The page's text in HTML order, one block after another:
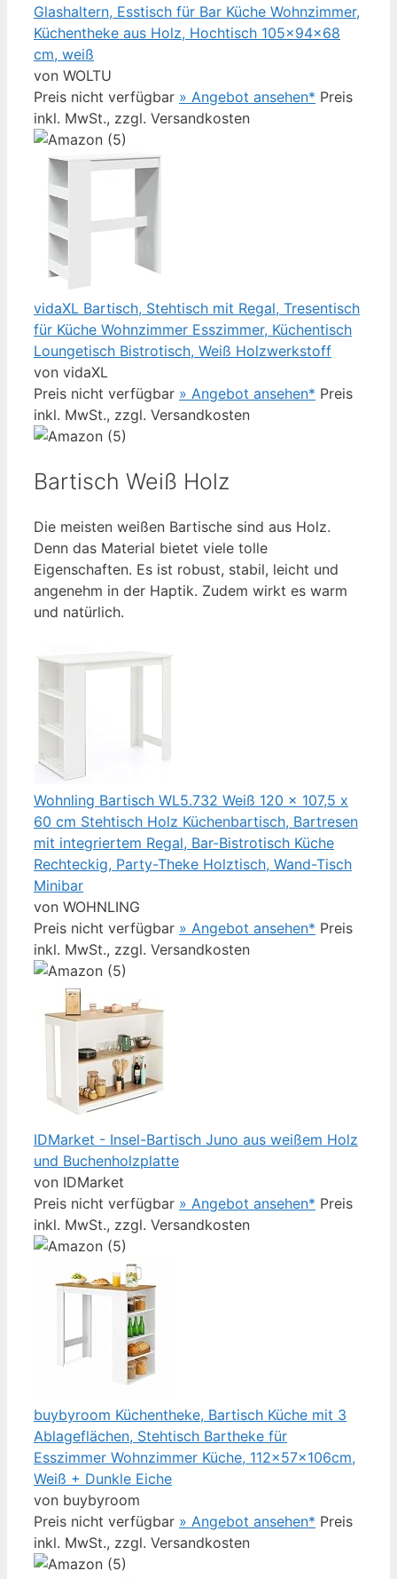
Glashaltern, Esstisch für Bar Küche Wohnzimmer,
Küchentheke aus Holz, Hochtisch 105x94x68
cm, weiß
von WOLTU
Preis nicht verfügbar » Angebot ansehen* Preis
inkl. MwSt., zzgl. Versandkosten
vidaXL Bartisch, Stehtisch mit Regal, Tresentisch
für Küche Wohnzimmer Esszimmer, Küchentisch
Loungetisch Bistrotisch, Weiß Holzwerkstoff
von vidaXL
Preis nicht verfügbar » Angebot ansehen* Preis
inkl. MwSt., zzgl. Versandkosten
Bartisch Weiß Holz
Die meisten weißen Bartische sind aus Holz.
Denn das Material bietet viele tolle
Eigenschaften. Es ist robust, stabil, leicht und
angenehm in der Haptik. Zudem wirkt es warm
und natürlich.
Wohnling Bartisch WL5.732 Weiß 120 x 107,5 x
60 cm Stehtisch Holz Küchenbartisch, Bartresen
mit integriertem Regal, Bar-Bistrotisch Küche
Rechteckig, Party-Theke Holztisch, Wand-Tisch
Minibar
von WOHNLING
Preis nicht verfügbar » Angebot ansehen* Preis
inkl. MwSt., zzgl. Versandkosten
IDMarket - Insel-Bartisch Juno aus weißem Holz
und Buchenholzplatte
von IDMarket
Preis nicht verfügbar » Angebot ansehen* Preis
inkl. MwSt., zzgl. Versandkosten
buybyroom Küchentheke, Bartisch Küche mit 3
Ablageflächen, Stehtisch Bartheke für
Esszimmer Wohnzimmer Küche, 112×57×106cm,
Weiß + Dunkle Eiche
von buybyroom
Preis nicht verfügbar » Angebot ansehen* Preis
inkl. MwSt., zzgl. Versandkosten